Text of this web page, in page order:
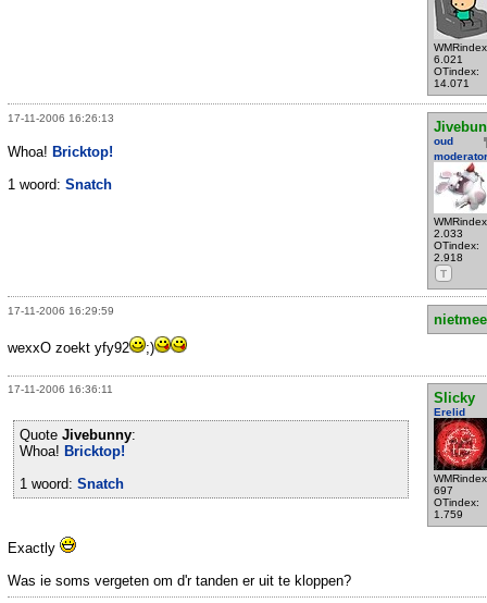
6.021
OTindex:
14.071
17-11-2006 16:26:13
oud
moderator
2.033
OTindex:
2.918
T
Whoa! Bricktop!
1 woord: Snatch
17-11-2006 16:29:59
wexxO zoekt yfy92
;)
17-11-2006 16:36:11
Slicky
Erelid
697
OTindex:
1.759
Quote Jivebunny:
Whoa! Bricktop!
1 woord: Snatch
Exactly
Was ie soms vergeten om d'r tanden er uit te kloppen?